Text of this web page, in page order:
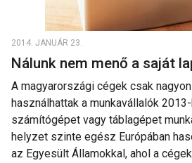
2014. JANUÁR 23.
Nálunk nem menő a saját
A magyarországi cégek csak
használhattak a munkavállalók
számítógépet vagy táblagépet
helyzet szinte egész Európában
az Egyesült Államokkal, ahol a